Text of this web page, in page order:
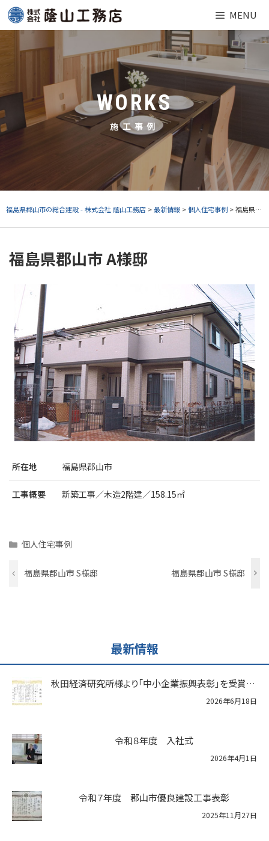
Skip
to
MENU
WORKS
施工事例
福島県郡山市の総合建設 - 株式会社 蔭山工務店 >最新情報 >個人住宅事例 > 福島県郡山市 A様邸
福島県郡山市 A様邸
所在地 福島県郡山市
工事概要 新築工事／木造2階建／158.15㎡
Categories
個人住宅事例
福島県郡山市 S様邸 福島県郡山市 S様邸
最新情報
秋田経済研究所様より「中小企業振興表彰」を受賞いたしました
2026年6月18日
令和８年度 入社式
2026年4月1日
令和７年度 郡山市優良建設工事表彰
2025年11月27日